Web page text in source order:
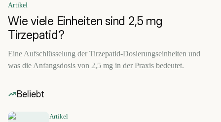
Artikel
Wie viele Einheiten sind 2,5 mg
Tirzepatid?
Eine Aufschlüsselung der Tirzepatid-Dosierungseinheiten und
was die Anfangsdosis von 2,5 mg in der Praxis bedeutet.
Beliebt
Artikel